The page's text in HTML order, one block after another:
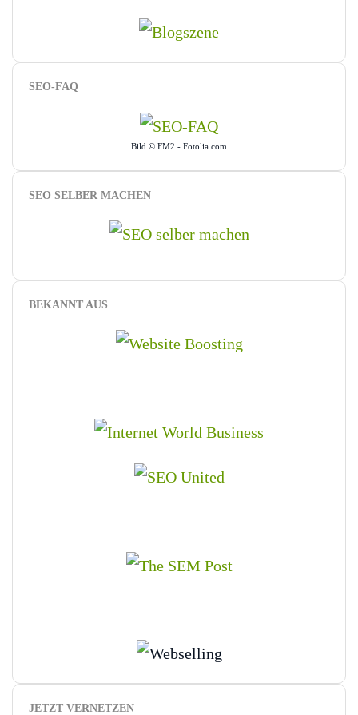
SEO-FAQ
Bild © FM2 - Fotolia.com
SEO SELBER MACHEN
BEKANNT AUS
JETZT VERNETZEN